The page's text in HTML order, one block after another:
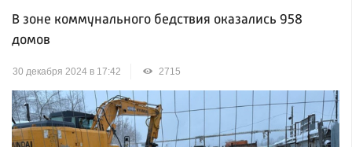
В зоне коммунального бедствия оказались 958
домов
30 декабря 2024 в 17:42 2715